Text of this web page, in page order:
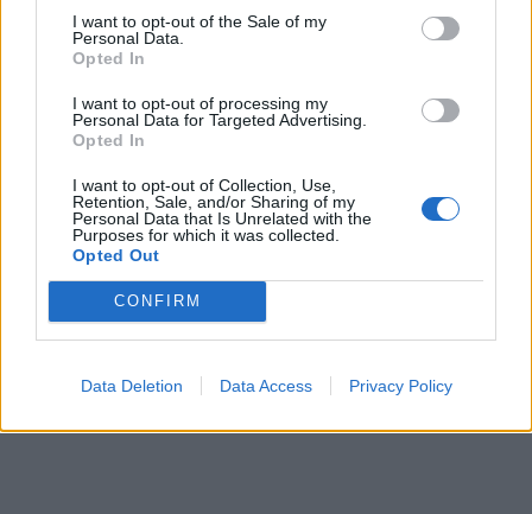
I want to opt-out of the Sale of my
Personal Data.
Opted In
I want to opt-out of processing my
Personal Data for Targeted Advertising.
Opted In
I want to opt-out of Collection, Use,
Retention, Sale, and/or Sharing of my
Personal Data that Is Unrelated with the
Purposes for which it was collected.
Opted Out
CONFIRM
Data Deletion Data Access Privacy Policy
ΗΜΕΡΗΣΙΕΣ ΠΡΟΒΛΕΨΕΙΣ
ΚΑΘΗΜΕΡΙΝΕΣ ΠΡΟΒΛΕΨΕΙΣ
ΑΣΤΡΟΛΟΓΙΚΕΣ ΠΡΟΒΛΕΨΕΙΣ
ΜΑΡΤΙΟΣ 2023
ΠΛΑΝΗΤΕΣ